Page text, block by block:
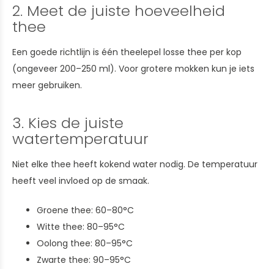
2. Meet de juiste hoeveelheid
thee
Een goede richtlijn is één theelepel losse thee per kop
(ongeveer 200–250 ml). Voor grotere mokken kun je iets
meer gebruiken.
3. Kies de juiste
watertemperatuur
Niet elke thee heeft kokend water nodig. De temperatuur
heeft veel invloed op de smaak.
Groene thee: 60–80°C
Witte thee: 80–95°C
Oolong thee: 80–95°C
Zwarte thee: 90–95°C